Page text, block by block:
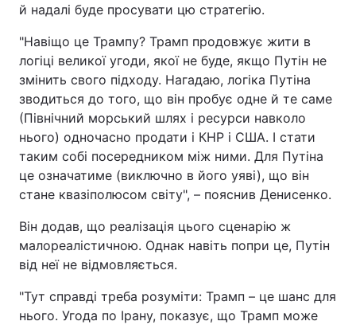
й надалі буде просувати цю стратегію.
"Навіщо це Трампу? Трамп продовжує жити в
логіці великої угоди, якої не буде, якщо Путін не
змінить свого підходу. Нагадаю, логіка Путіна
зводиться до того, що він пробує одне й те саме
(Північний морський шлях і ресурси навколо
нього) одночасно продати і КНР і США. І стати
таким собі посередником між ними. Для Путіна
це означатиме (виключно в його уяві), що він
стане квазіполюсом світу", – пояснив Денисенко.
Він додав, що реалізація цього сценарію ж
малореалістичною. Однак навіть попри це, Путін
від неї не відмовляється.
"Тут справді треба розуміти: Трамп – це шанс для
нього. Угода по Ірану, показує, що Трамп може